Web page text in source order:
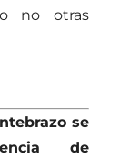
no otras
se
de